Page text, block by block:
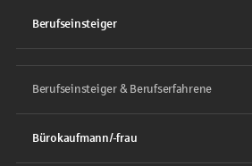
Berufseinsteiger
Berufseinsteiger & Berufserfahrene
Bürokaufmann/-frau